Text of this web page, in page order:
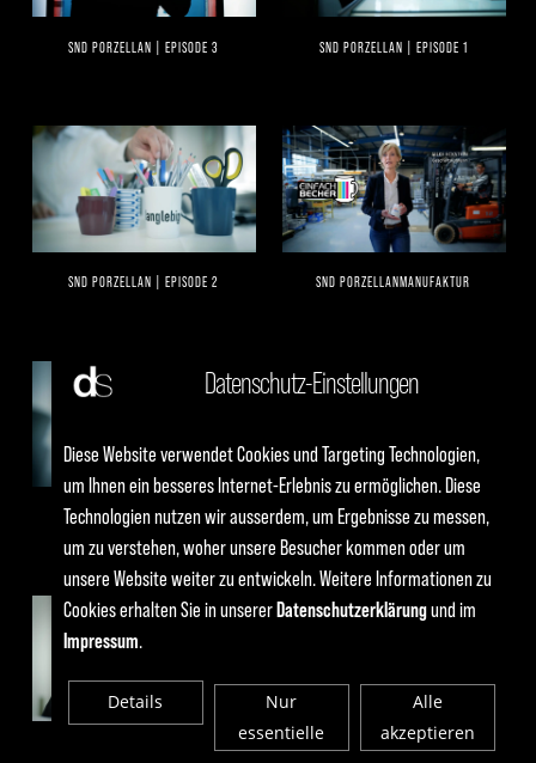
SND PORZELLAN | EPISODE 3 SND PORZELLAN | EPISODE 1
SND PORZELLAN | EPISODE 2 SND PORZELLANMANUFAKTUR
SND PORZELLAN | EPISODE 4 BONSILAGE SCHAUMANN
IMAGEFILM
Datenschutz-Einstellungen
Diese Website verwendet Cookies und Targeting Technologien,
um Ihnen ein besseres Internet-Erlebnis zu ermöglichen. Diese
Technologien nutzen wir ausserdem, um Ergebnisse zu messen,
um zu verstehen, woher unsere Besucher kommen oder um
unsere Website weiter zu entwickeln. Weitere Informationen zu
Cookies erhalten Sie in unsererDatenschutzerklärungund im
Impressum.
Details
Nur
essentielle
Alle
akzeptieren